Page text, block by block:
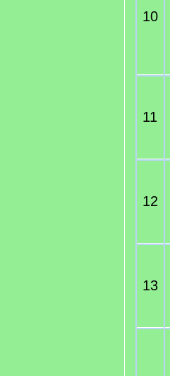
10
11
12
13